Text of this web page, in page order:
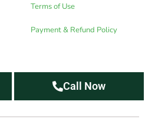
Terms of Use
Payment & Refund Policy
Call Now